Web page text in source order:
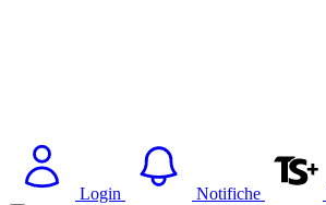
Login Notifiche